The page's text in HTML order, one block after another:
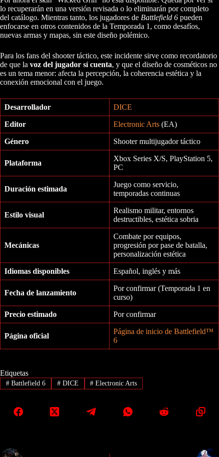
lo recuperarán en una versión revisada o lo eliminarán por completo
del catálogo. Mientras tanto, los jugadores de Battlefield 6 pueden
enfocarse en otros contenidos de la Temporada 1, como desafíos,
nuevas armas y mapas, sin este diseño polémico.
Para los fans del shooter táctico, este incidente sirve como recordatorio
de que la voz del jugador sí cuenta, y que el diseño de cosméticos no
es un tema menor: afecta la percepción, la coherencia estética y la
conexión emocional con el juego.
Desarrollador DICE
Editor Electronic Arts (EA)
Género Shooter multijugador táctico
Plataforma
Xbox Series X/S, PlayStation 5,
PC
Duración estimada
Juego como servicio,
temporadas continuas
Estilo visual
Realismo militar, entornos
destructibles, estética sobria
Mecánicas
Combate por equipos,
progresión por pase de batalla,
personalización estética
Idiomas disponibles Español, inglés y más
Fecha de lanzamiento
Por confirmar (Temporada 1 en
curso)
Precio estimado Por confirmar
Página oficial
Página de inicio de Battlefield™
6
Etiquetas
#Battlefield 6 #DICE # Electronic Arts